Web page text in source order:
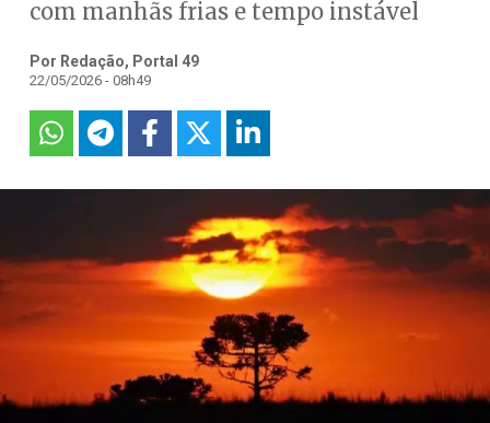
com manhãs frias e tempo instável
Por Redação, Portal 49
22/05/2026 - 08h49